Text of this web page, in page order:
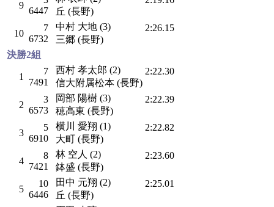
9
6447
丘 (長野)
10
7
6732
中村 大地 (3)
三郷 (長野)
2:26.15
決勝2組
1
7
7491
西村 孝太郎 (2)
信大附属松本 (長野)
2:22.30
2
3
6573
岡部 陽樹 (3)
穂高東 (長野)
2:22.39
3
5
6910
横川 愛翔 (1)
大町 (長野)
2:22.82
4
8
7421
林 空人 (2)
鉢盛 (長野)
2:23.60
5
10
6446
田中 元翔 (2)
丘 (長野)
2:25.01